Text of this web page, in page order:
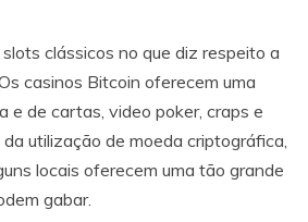
clássicos no que diz respeito a
casinos Bitcoin oferecem uma
e de cartas, video poker, craps e
utilização de moeda criptográfica,
locais oferecem uma tão grande
gabar.